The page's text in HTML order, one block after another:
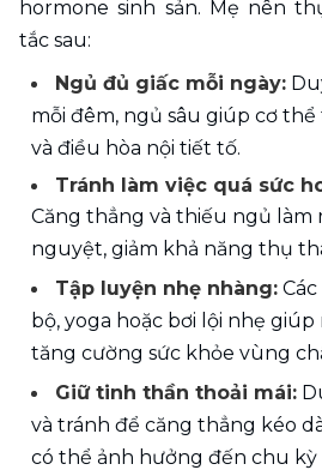
hormone sinh sản. Mẹ nên
tắc sau:
Ngủ đủ giấc mỗi ngày:
mỗi đêm, ngủ sâu giúp cơ
và điều hòa nội tiết tố.
Căng thẳng và thiếu ngủ làm
nguyệt, giảm khả năng thụ
Tập luyện nhẹ nhàng:
bộ, yoga hoặc bơi lội nhẹ
tăng cường sức khỏe vùng
Giữ tinh thần thoải mái:
và tránh để căng thẳng kéo
có thể ảnh hưởng đến chu